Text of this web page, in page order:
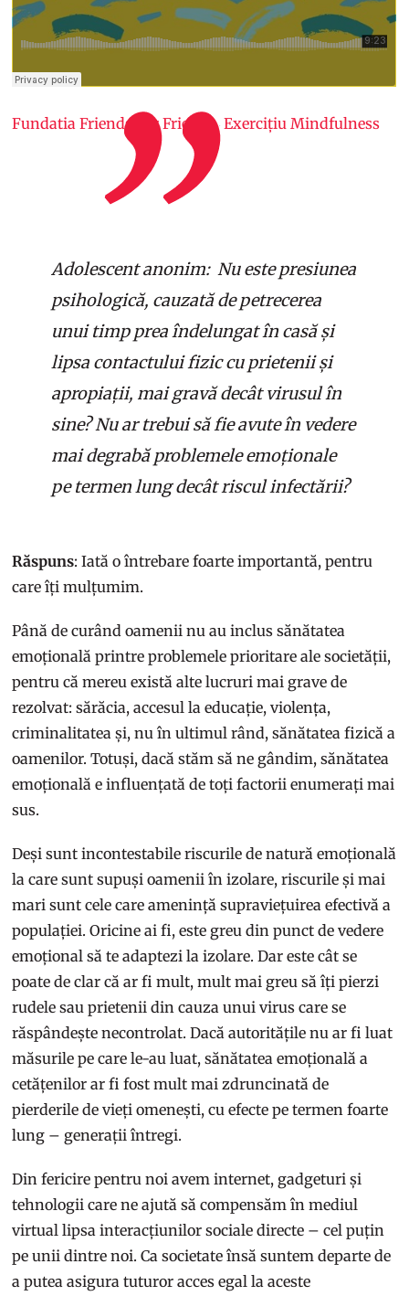
Fundatia Friends For Friends· Exercițiu Mindfulness
Adolescent anonim: Nu este presiunea
psihologică, cauzată de petrecerea
unui timp prea îndelungat în casă și
lipsa contactului fizic cu prietenii și
apropiații, mai gravă decât virusul în
sine? Nu ar trebui să fie avute în vedere
mai degrabă problemele emoționale
pe termen lung decât riscul infectării?
Răspuns: Iată o întrebare foarte importantă, pentru
care îți mulțumim.
Până de curând oamenii nu au inclus sănătatea
emoțională printre problemele prioritare ale societății,
pentru că mereu există alte lucruri mai grave de
rezolvat: sărăcia, accesul la educație, violența,
criminalitatea și, nu în ultimul rând, sănătatea fizică a
oamenilor. Totuși, dacă stăm să ne gândim, sănătatea
emoțională e influențată de toți factorii enumerați mai
sus.
Deși sunt incontestabile riscurile de natură emoțională
la care sunt supuși oamenii în izolare, riscurile și mai
mari sunt cele care amenință supraviețuirea efectivă a
populației. Oricine ai fi, este greu din punct de vedere
emoțional să te adaptezi la izolare. Dar este cât se
poate de clar că ar fi mult, mult mai greu să îți pierzi
rudele sau prietenii din cauza unui virus care se
răspândește necontrolat. Dacă autoritățile nu ar fi luat
măsurile pe care le-au luat, sănătatea emoțională a
cetățenilor ar fi fost mult mai zdruncinată de
pierderile de vieți omenești, cu efecte pe termen foarte
lung – generații întregi.
Din fericire pentru noi avem internet, gadgeturi și
tehnologii care ne ajută să compensăm în mediul
virtual lipsa interacțiunilor sociale directe – cel puțin
pe unii dintre noi. Ca societate însă suntem departe de
a putea asigura tuturor acces egal la aceste